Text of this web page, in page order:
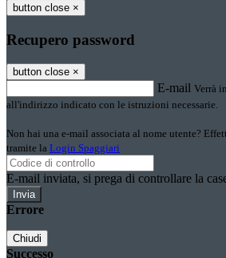
button close ×
Recupero password
button close ×
E-mail Verrà
all'indirizzo indicato con le istruzioni necessarie.
Non hai una e-mail associata al nome utente?
tramite la Login Spaggiari
E-mail inviata, si prega di controllare la
Errore
Chiudi
Successo